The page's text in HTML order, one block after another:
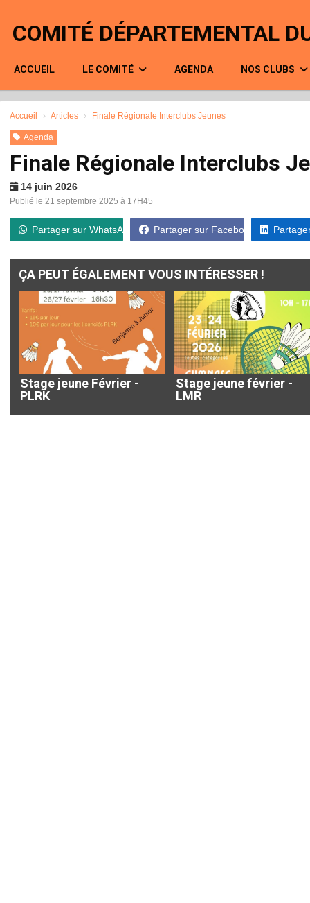
COMITÉ DÉPARTEMENTAL
ACCUEIL LE COMITÉ AGENDA NOS CLUBS
Accueil Articles Finale Régionale Interclubs Jeunes
Agenda
Finale Régionale Interclubs
14 juin 2026
Publié le 21 septembre 2025 à 17H45
Partager sur WhatsApp Partager sur Facebook
ÇA PEUT ÉGALEMENT VOUS INTÉRESSER !
Stage jeune Février -
PLRK
Stage jeune février -
LMR